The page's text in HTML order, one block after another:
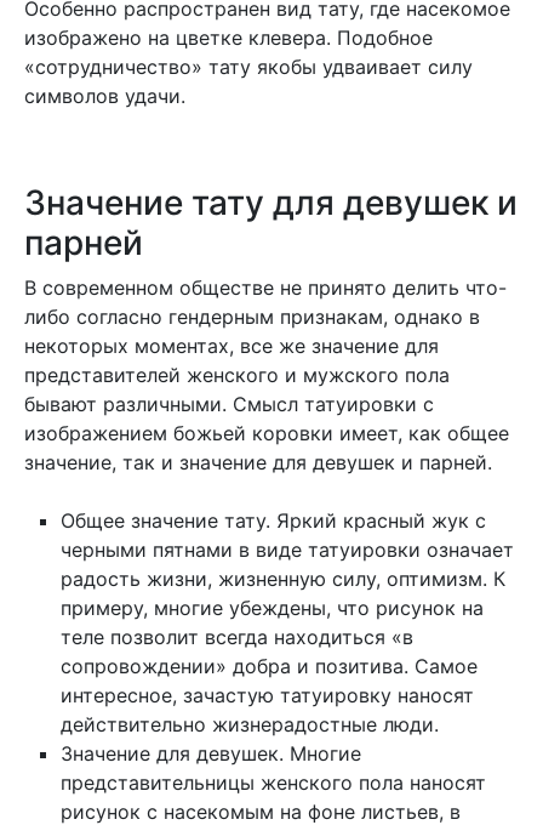
Особенно распространен вид тату, где насекомое
изображено на цветке клевера. Подобное
«сотрудничество» тату якобы удваивает силу
символов удачи.
Значение тату для девушек и
парней
В современном обществе не принято делить что-
либо согласно гендерным признакам, однако в
некоторых моментах, все же значение для
представителей женского и мужского пола
бывают различными. Смысл татуировки с
изображением божьей коровки имеет, как общее
значение, так и значение для девушек и парней.
Общее значение тату. Яркий красный жук с
черными пятнами в виде татуировки означает
радость жизни, жизненную силу, оптимизм. К
примеру, многие убеждены, что рисунок на
теле позволит всегда находиться «в
сопровождении» добра и позитива. Самое
интересное, зачастую татуировку наносят
действительно жизнерадостные люди.
Значение для девушек. Многие
представительницы женского пола наносят
рисунок с насекомым на фоне листьев, в